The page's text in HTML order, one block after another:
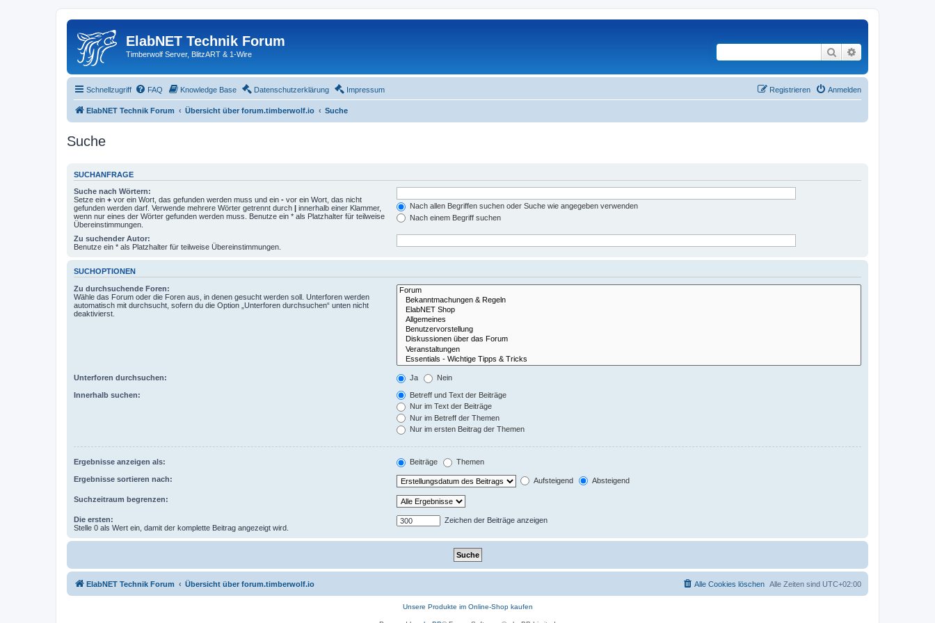
ElabNET Technik Forum
Timberwolf Server, BlitzART & 1-Wire Suche
Schnellzugriff FAQ Knowledge Base Datenschutzerklärung Impressum Anmelden
Registrieren
ElabNET Technik Forum Übersicht über forum.timberwolf.io Suche
Suche
SUCHANFRAGE
Suche nach Wörtern:
Setze ein + vor ein Wort, das gefunden werden muss und ein - vor ein Wort, das nicht
gefunden werden darf. Verwende mehrere Wörter getrennt durch | innerhalb einer Klammer,
wenn nur eines der Wörter gefunden werden muss. Benutze ein * als Platzhalter für teilweise
Übereinstimmungen.
Nach allen Begriffen suchen oder Suche wie angegeben verwenden
Nach einem Begriff suchen
Zu suchender Autor:
Benutze ein * als Platzhalter für teilweise Übereinstimmungen.
SUCHOPTIONEN
Zu durchsuchende Foren:
Wähle das Forum oder die Foren aus, in denen gesucht werden soll. Unterforen werden
automatisch mit durchsucht, sofern du die Option „Unterforen durchsuchen“ unten nicht
deaktivierst.
Unterforen durchsuchen: Ja Nein
Innerhalb suchen:
Betreff und Text der Beiträge
Nur im Text der Beiträge
Nur im Betreff der Themen
Nur im ersten Beitrag der Themen
Ergebnisse anzeigen als: Beiträge Themen
Ergebnisse sortieren nach: Aufsteigend Absteigend
Suchzeitraum begrenzen:
Die ersten:
Stelle 0 als Wert ein, damit der komplette Beitrag angezeigt wird.
Zeichen der Beiträge anzeigen
ElabNET Technik Forum Übersicht über forum.timberwolf.io Alle Zeiten sind UTC+02:00
Alle Cookies löschen
Unsere Produkte im Online-Shop kaufen